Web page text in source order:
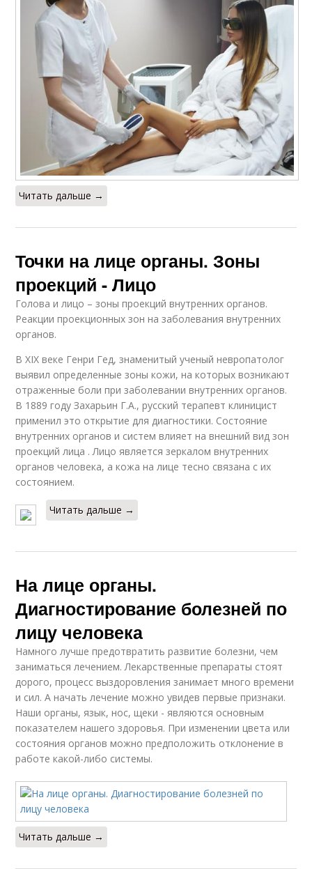
Читать дальше →
Точки на лице органы. Зоны
проекций - Лицо
Голова и лицо – зоны проекций внутренних органов.
Реакции проекционных зон на заболевания внутренних
органов.
В XIX веке Генри Гед, знаменитый ученый невропатолог
выявил определенные зоны кожи, на которых возникают
отраженные боли при заболевании внутренних органов.
В 1889 году Захарьин Г.А., русский терапевт клиницист
применил это открытие для диагностики. Состояние
внутренних органов и систем влияет на внешний вид зон
проекций лица . Лицо является зеркалом внутренних
органов человека, а кожа на лице тесно связана с их
состоянием.
Читать дальше →
На лице органы.
Диагностирование болезней по
лицу человека
Намного лучше предотвратить развитие болезни, чем
заниматься лечением. Лекарственные препараты стоят
дорого, процесс выздоровления занимает много времени
и сил. А начать лечение можно увидев первые признаки.
Наши органы, язык, нос, щеки - являются основным
показателем нашего здоровья. При изменении цвета или
состояния органов можно предположить отклонение в
работе какой-либо системы.
Читать дальше →